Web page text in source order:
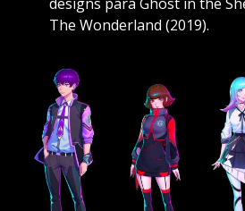
The Wonderland (2019).